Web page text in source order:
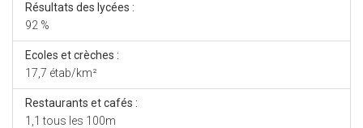
Résultats des lycées :
92 %
Ecoles et crèches :
17,7 étab/km²
Restaurants et cafés :
1,1 tous les 100m